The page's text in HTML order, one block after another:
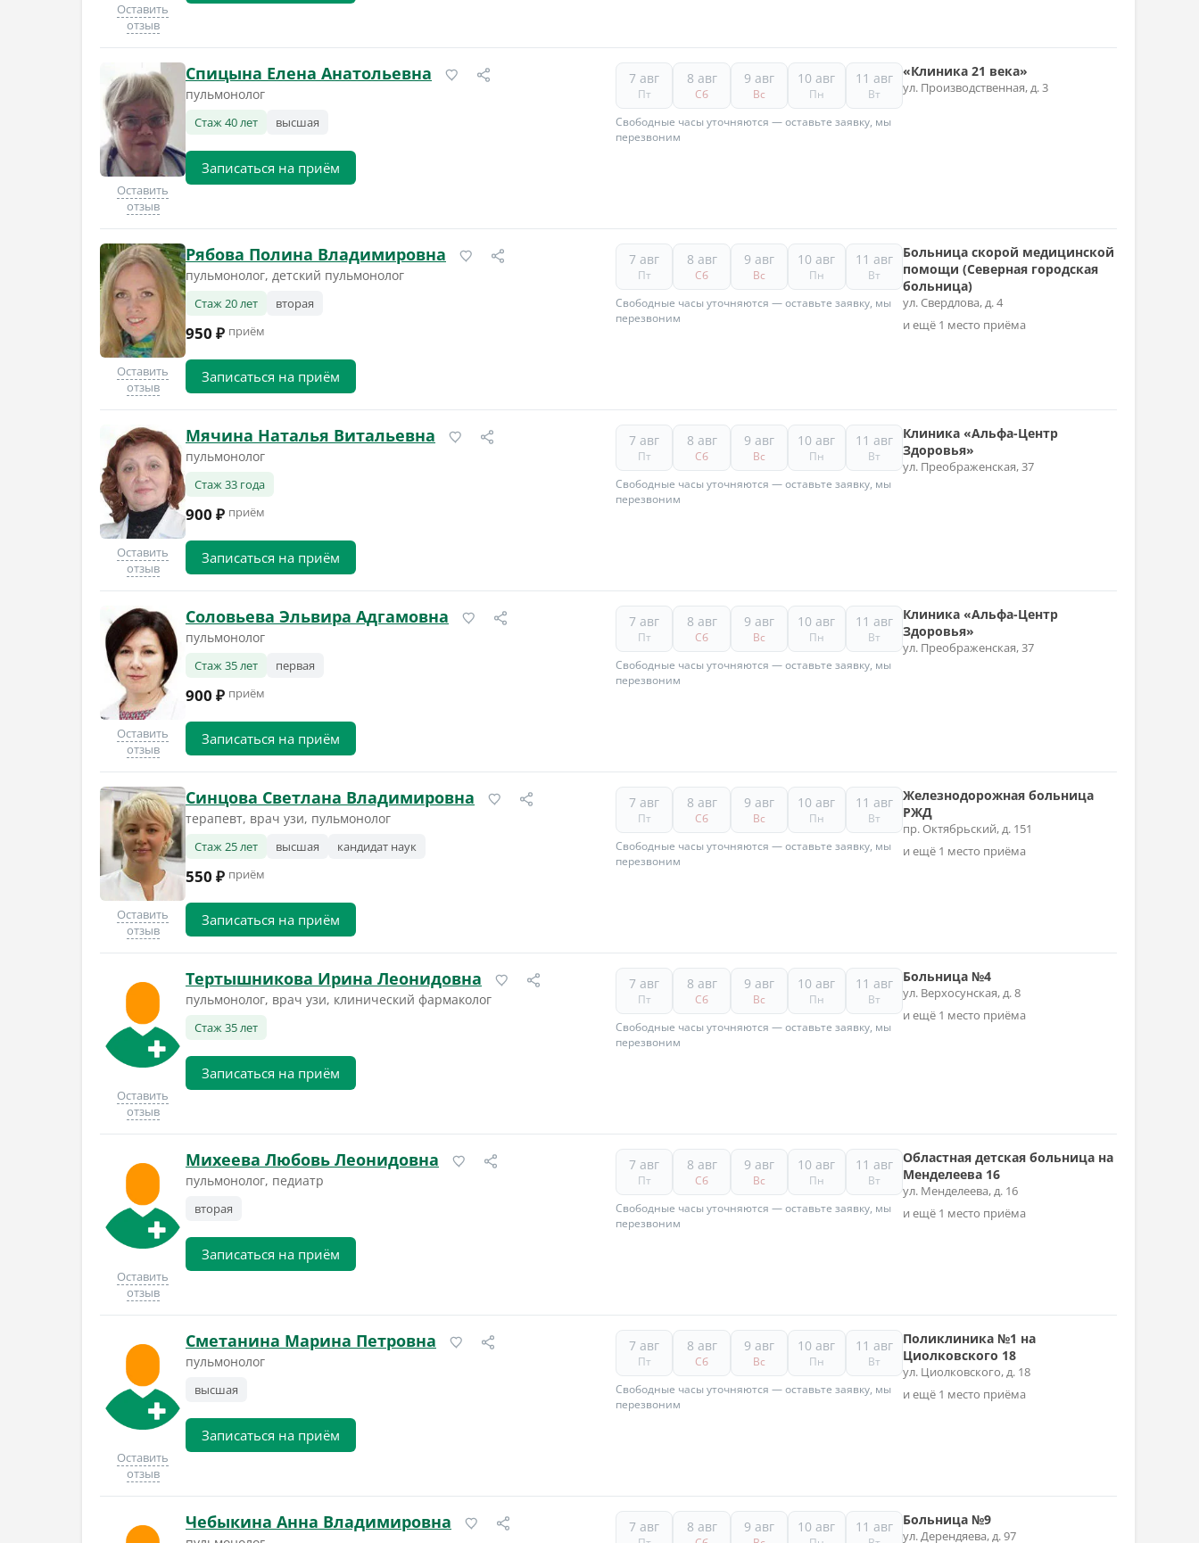
Оставить
отзыв
Оставить
отзыв
Спицына Елена Анатольевна
пульмонолог
Стаж 40 лет высшая
Записаться на приём
7 авг
Пт
8 авг
Сб
9 авг
Вс
10 авг
Пн
11 авг
Вт
Свободные часы уточняются — оставьте заявку, мы
перезвоним
«Клиника 21 века»
ул. Производственная, д. 3
Оставить
отзыв
Рябова Полина Владимировна
пульмонолог, детский пульмонолог
Стаж 20 лет вторая
950 ₽ приём
Записаться на приём
7 авг
Пт
8 авг
Сб
9 авг
Вс
10 авг
Пн
11 авг
Вт
Свободные часы уточняются — оставьте заявку, мы
перезвоним
Больница скорой медицинской
помощи (Северная городская
больница)
ул. Свердлова, д. 4
и ещё 1 место приёма
Оставить
отзыв
Мячина Наталья Витальевна
пульмонолог
Стаж 33 года
900 ₽ приём
Записаться на приём
7 авг
Пт
8 авг
Сб
9 авг
Вс
10 авг
Пн
11 авг
Вт
Свободные часы уточняются — оставьте заявку, мы
перезвоним
Клиника «Альфа-Центр
Здоровья»
ул. Преображенская, 37
Оставить
отзыв
Соловьева Эльвира Адгамовна
пульмонолог
Стаж 35 лет первая
900 ₽ приём
Записаться на приём
7 авг
Пт
8 авг
Сб
9 авг
Вс
10 авг
Пн
11 авг
Вт
Свободные часы уточняются — оставьте заявку, мы
перезвоним
Клиника «Альфа-Центр
Здоровья»
ул. Преображенская, 37
Оставить
отзыв
Синцова Светлана Владимировна
терапевт, врач узи, пульмонолог
Стаж 25 лет высшая кандидат наук
550 ₽ приём
Записаться на приём
7 авг
Пт
8 авг
Сб
9 авг
Вс
10 авг
Пн
11 авг
Вт
Свободные часы уточняются — оставьте заявку, мы
перезвоним
Железнодорожная больница
РЖД
пр. Октябрьский, д. 151
и ещё 1 место приёма
Оставить
отзыв
Тертышникова Ирина Леонидовна
пульмонолог, врач узи, клинический фармаколог
Стаж 35 лет
Записаться на приём
7 авг
Пт
8 авг
Сб
9 авг
Вс
10 авг
Пн
11 авг
Вт
Свободные часы уточняются — оставьте заявку, мы
перезвоним
Больница №4
ул. Верхосунская, д. 8
и ещё 1 место приёма
Оставить
отзыв
Михеева Любовь Леонидовна
пульмонолог, педиатр
вторая
Записаться на приём
7 авг
Пт
8 авг
Сб
9 авг
Вс
10 авг
Пн
11 авг
Вт
Свободные часы уточняются — оставьте заявку, мы
перезвоним
Областная детская больница на
Менделеева 16
ул. Менделеева, д. 16
и ещё 1 место приёма
Оставить
отзыв
Сметанина Марина Петровна
пульмонолог
высшая
Записаться на приём
7 авг
Пт
8 авг
Сб
9 авг
Вс
10 авг
Пн
11 авг
Вт
Свободные часы уточняются — оставьте заявку, мы
перезвоним
Поликлиника №1 на
Циолковского 18
ул. Циолковского, д. 18
и ещё 1 место приёма
Чебыкина Анна Владимировна 7 авг 8 авг 9 авг 10 авг 11 авг Больница №9
ул. Дерендяева, д. 97